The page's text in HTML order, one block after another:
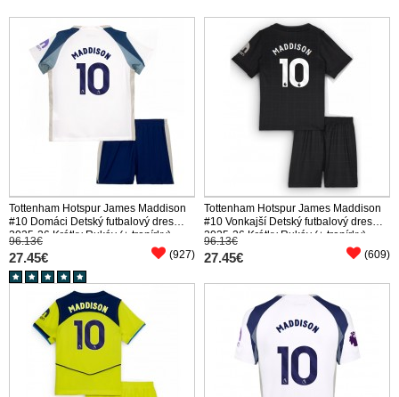
Tottenham Hotspur James Maddison
#10 Domáci Detský futbalový dres
2025-26 Krátky Rukáv (+ trenírky)
96.13€
27.45€ (927)
Tottenham Hotspur James Maddison
#10 Vonkajší Detský futbalový dres
2025-26 Krátky Rukáv (+ trenírky)
96.13€
27.45€ (609)